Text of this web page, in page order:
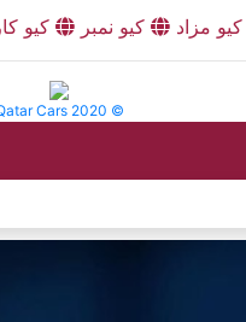
كيو مزاد كيو نمبر كيو
Cars 2020 ©